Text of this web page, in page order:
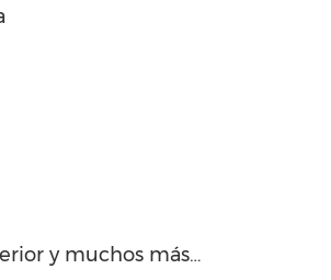
y muchos más…